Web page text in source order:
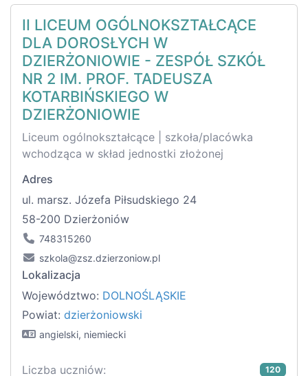
II LICEUM OGÓLNOKSZTAŁCĄCE
DLA DOROSŁYCH W
DZIERŻONIOWIE - ZESPÓŁ SZKÓŁ
NR 2 IM. PROF. TADEUSZA
KOTARBIŃSKIEGO W
DZIERŻONIOWIE
Liceum ogólnokształcące | szkoła/placówka
wchodząca w skład jednostki złożonej
Adres
ul. marsz. Józefa Piłsudskiego 24
58-200 Dzierżoniów
748315260
szkola@zsz.dzierzoniow.pl
Lokalizacja
Województwo: DOLNOŚLĄSKIE
Powiat: dzierżoniowski
angielski, niemiecki
Liczba uczniów: 120